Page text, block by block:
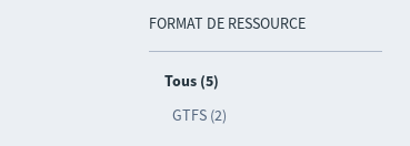
FORMAT DE RESSOURCE
Tous (5)
GTFS (2)